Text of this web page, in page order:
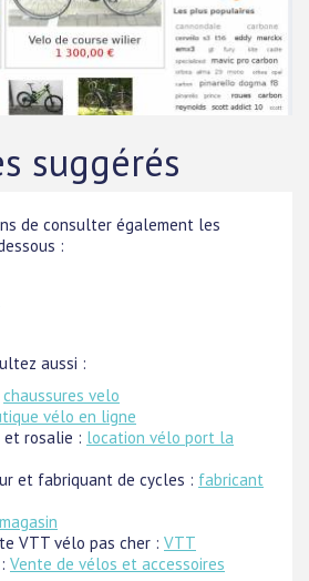
suggérés
de consulter également les
:
aussi :
chaussures velo
vélo en ligne
et rosalie : location vélo port la
et fabriquant de cycles : fabricant
magasin
VTT vélo pas cher : VTT
Vente de vélos et accessoires